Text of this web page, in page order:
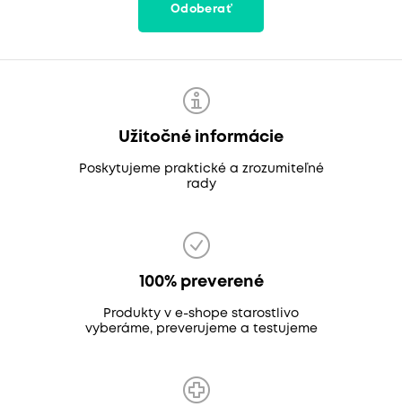
Odoberať
Užitočné informácie
Poskytujeme praktické a zrozumiteľné
rady
100% preverené
Produkty v e-shope starostlivo
vyberáme, preverujeme a testujeme